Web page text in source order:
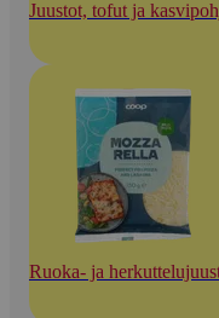
Juustot, tofut ja
Ruoka- ja